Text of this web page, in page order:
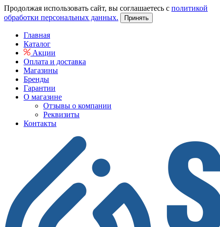
Продолжая использовать сайт, вы соглашаетесь с политикой
обработки персональных данных.
Принять
Главная
Каталог
Акции
Оплата и доставка
Магазины
Бренды
Гарантии
О магазине
Отзывы о компании
Реквизиты
Контакты